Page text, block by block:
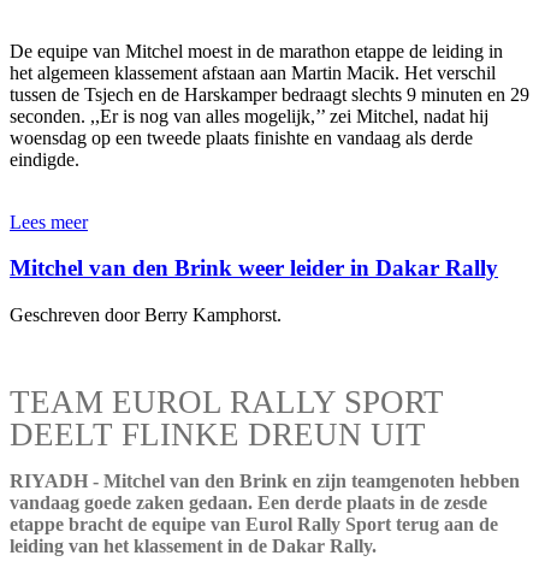
De equipe van Mitchel moest in de marathon etappe de leiding in
het algemeen klassement afstaan aan Martin Macik. Het verschil
tussen de Tsjech en de Harskamper bedraagt slechts 9 minuten en 29
seconden. ,,Er is nog van alles mogelijk,’’ zei Mitchel, nadat hij
woensdag op een tweede plaats finishte en vandaag als derde
eindigde.
Lees meer
Mitchel van den Brink weer leider in Dakar Rally
Geschreven door Berry Kamphorst.
TEAM EUROL RALLY SPORT
DEELT FLINKE DREUN UIT
RIYADH - Mitchel van den Brink en zijn teamgenoten hebben
vandaag goede zaken gedaan. Een derde plaats in de zesde
etappe bracht de equipe van Eurol Rally Sport terug aan de
leiding van het klassement in de Dakar Rally.